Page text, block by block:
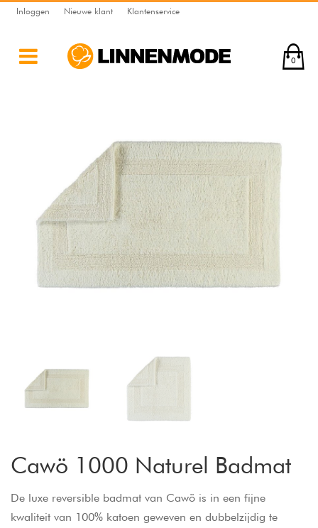
Inloggen Nieuwe klant Klantenservice
0
Cawö 1000 Naturel Badmat
De luxe reversible badmat van Cawö is in een fijne
kwaliteit van 100% katoen geweven en dubbelzijdig te